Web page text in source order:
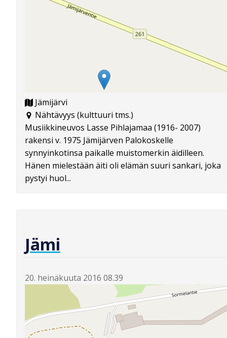
Jämijärvi
Nähtävyys (kulttuuri tms.)
Musiikkineuvos Lasse Pihlajamaa (1916- 2007)
rakensi v. 1975 Jämijärven Palokoskelle
synnyinkotinsa paikalle muistomerkin äidilleen.
Hänen mielestään äiti oli elämän suuri sankari, joka
pystyi huol...
Jämi
20. heinäkuuta 2016 08.39